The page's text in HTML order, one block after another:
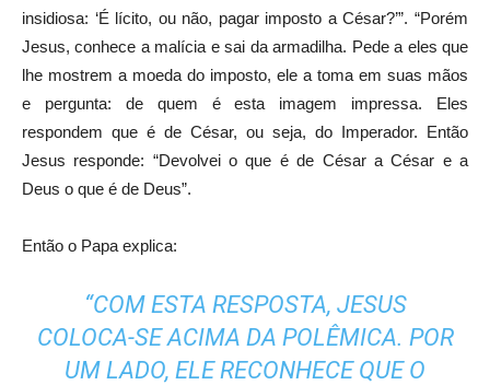
insidiosa: ‘É lícito, ou não, pagar imposto a César?’”. “Porém
Jesus, conhece a malícia e sai da armadilha. Pede a eles que
lhe mostrem a moeda do imposto, ele a toma em suas mãos
e pergunta: de quem é esta imagem impressa. Eles
respondem que é de César, ou seja, do Imperador. Então
Jesus responde: “Devolvei o que é de César a César e a
Deus o que é de Deus”.
Então o Papa explica:
“COM ESTA RESPOSTA, JESUS
COLOCA-SE ACIMA DA POLÊMICA. POR
UM LADO, ELE RECONHECE QUE O